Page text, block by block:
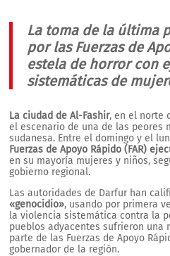
La toma de la última
por las Fuerzas de
estela de horror con
sistemáticas de
La ciudad de Al-Fashir, en el norte
el escenario de una de las peores
sudanesa. Entre el domingo y el
Fuerzas de Apoyo Rápido (FAR)
en su mayoría mujeres y niños,
gobierno regional.
Las autoridades de Darfur han
«genocidio», usando por primera
la violencia sistemática contra la
pueblos adyacentes sufrieron una
parte de las Fuerzas de Apoyo
gobernador de la región.